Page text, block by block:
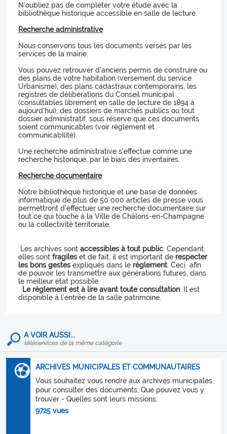
N'oubliez pas de compléter votre étude avec la
bibliothèque historique accessible en salle de lecture.
Recherche administrative
Nous conservons tous les documents versés par les
services de la mairie.
Vous pouvez retrouver d'anciens permis de construire ou
des plans de votre habitation (versement du service
Urbanisme), des plans cadastraux contemporains, les
registres de délibérations du Conseil municipal
(consultables librement en salle de lecture de 1894 à
aujourd'hui), des dossiers de marchés publics ou tout
dossier administratif, sous réserve que ces documents
soient communicables (voir règlement et
communicabilité).
Une recherche administrative s'effectue comme une
recherche historique, par le biais des inventaires.
Recherche documentaire
Notre bibliothèque historique et une base de données
informatique de plus de 50 000 articles de presse vous
permettront d'effectuer une recherche documentaire sur
tout ce qui touche à la Ville de Châlons-en-Champagne
ou la collectivité territoriale.
Les archives sont accessibles à tout public. Cependant,
elles sont fragiles et de fait, il est important de respecter
les bons gestes expliqués dans le règlement. Ceci afin
de pouvoir les transmettre aux générations futures, dans
le meilleur état possible.
Le règlement est à lire avant toute consultation. Il est
disponible à l’entrée de la salle patrimoine.
A VOIR AUSSI...
téléservices de la même catégorie
ARCHIVES MUNICIPALES ET COMMUNAUTAIRES
Vous souhaitez vous rendre aux archives municipales
pour consulter des documents, Que pouvez vous y
trouver - Quelles sont leurs missions.
9725 vues